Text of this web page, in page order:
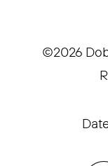
©2026